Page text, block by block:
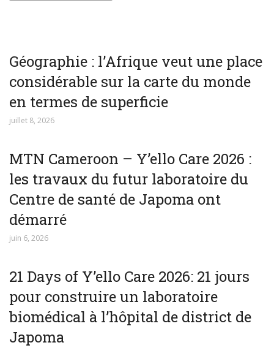
Géographie : l’Afrique veut une place
considérable sur la carte du monde
en termes de superficie
juillet 8, 2026
MTN Cameroon – Y’ello Care 2026 :
les travaux du futur laboratoire du
Centre de santé de Japoma ont
démarré
juin 6, 2026
21 Days of Y’ello Care 2026: 21 jours
pour construire un laboratoire
biomédical à l’hôpital de district de
Japoma